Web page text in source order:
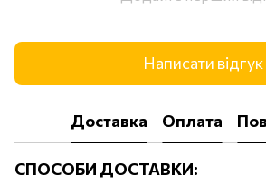
Написати відгук
Доставка Оплата
СПОСОБИ ДОСТАВКИ: